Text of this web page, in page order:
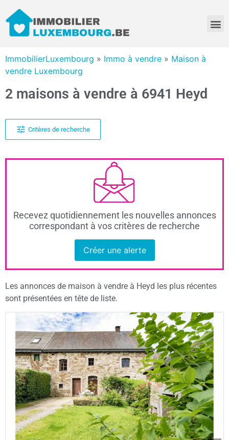
ImmobilierLuxembourg » Immo à vendre » Maison à
vendre Luxembourg
2 maisons à vendre à 6941 Heyd
Critères de recherche
Recevez quotidiennement les nouvelles annonces
correspondant à vos critères de recherche
Créer une alerte
Les annonces de maison à vendre à Heyd les plus récentes
sont présentées en tête de liste.